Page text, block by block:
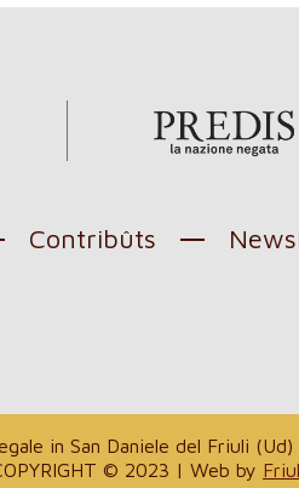
Contribûts
in San Daniele del Friuli (Ud)
© 2023 | Web by